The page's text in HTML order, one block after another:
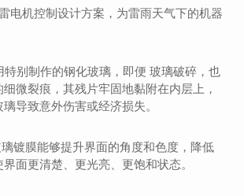
电机控制设计方案，为雷雨天气下的机器
特别制作的钢化玻璃，即便 玻璃破碎，也
微裂痕，其残片牢固地黏附在内层上，
导致意外伤害或经济损失。
镀膜能够提升界面的角度和色度，降低
面更清楚、更光亮、更饱和状态。